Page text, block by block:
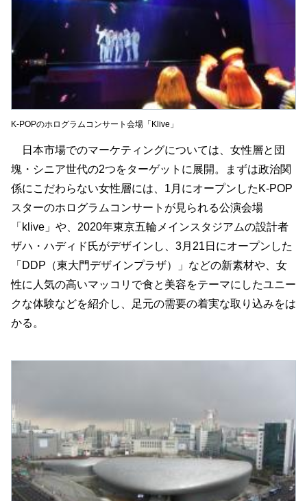
K-POPのホログラムコンサート会場「Klive」
日本市場でのマーケティングについては、女性層と団
塊・シニア世代の2つをターゲットに展開。まずは政治関
係にこだわらない女性層には、1月にオープンしたK-POP
スターのホログラムコンサートが見られる公演会場
「klive」や、2020年東京五輪メインスタジアムの設計者
ザハ・ハディド氏がデザインし、3月21日にオープンした
「DDP（東大門デザインプラザ）」などの新素材や、女
性に人気の高いマッコリで食と美容をテーマにしたユニー
クな体験などを紹介し、足元の需要の着実な取り込みをは
かる。